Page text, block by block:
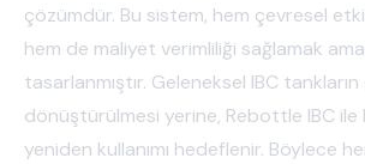
çözümdür. Bu sistem, hem çevresel
hem de maliyet verimliliği sağlamak
tasarlanmıştır. Geleneksel IBC tankların
dönüştürülmesi yerine, Rebottle IBC ile
yeniden kullanımı hedeflenir. Böylece